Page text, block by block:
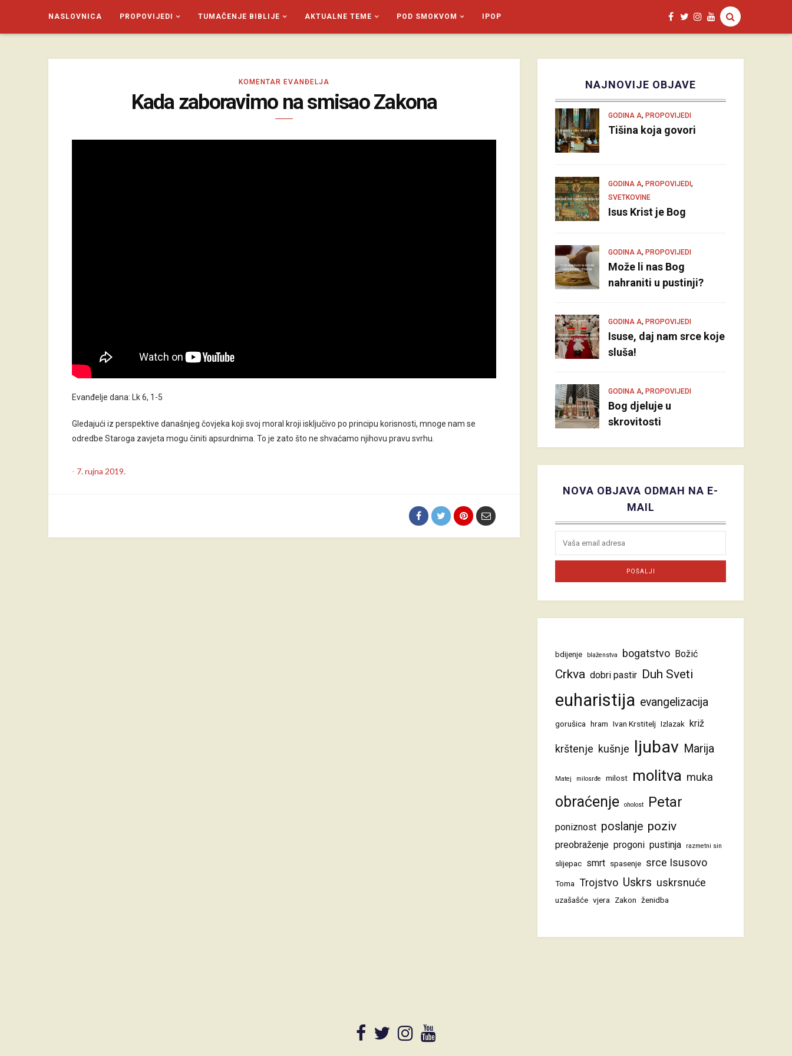
NASLOVNICA PROPOVIJEDI TUMAČENJE BIBLIJE AKTUALNE TEME POD SMOKVOM IPOP
KOMENTAR EVANĐELJA
Kada zaboravimo na smisao Zakona
Evanđelje dana: Lk 6, 1-5
Gledajući iz perspektive današnjeg čovjeka koji svoj moral kroji isključivo po principu korisnosti, mnoge nam se
odredbe Staroga zavjeta mogu činiti apsurdnima. To je zato što ne shvaćamo njihovu pravu svrhu.
- 7. rujna 2019.
NAJNOVIJE OBJAVE
GODINA A, PROPOVIJEDI
Tišina koja govori
GODINA A, PROPOVIJEDI ,
SVETKOVINE
Isus Krist je Bog
GODINA A, PROPOVIJEDI
Može li nas Bog
nahraniti u pustinji?
GODINA A, PROPOVIJEDI
Isuse, daj nam srce koje
sluša!
GODINA A, PROPOVIJEDI
Bog djeluje u
skrovitosti
NOVA OBJAVA ODMAH NA E-
MAIL
bdijenje blaženstva bogatstvo Božić
Crkva dobri pastir Duh Sveti
euharistija evangelizacija
gorušica hram Ivan Krstitelj Izlazak križ
krštenje kušnje ljubav Marija
Matej milosrđe milost molitva muka
obraćenje oholost Petar
poniznost poslanje poziv
preobraženje progoni pustinja razmetni sin
slijepac smrt spasenje srce Isusovo
Toma Trojstvo Uskrs uskrsnuće
uzašašće vjera Zakon ženidba